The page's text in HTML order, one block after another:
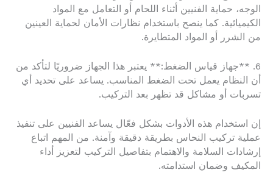
الوجه، حماية الفنيين أثناء اللحام أو التعامل مع المواد
الكيميائية. كما ينصح باستخدام نظارات الأمان لحماية العينين
من الشرر أو المواد المتطايرة.
6. **جهاز قياس الضغط:** يعتبر هذا الجهاز ضروريًا لتأكد من
أن النظام يعمل تحت الضغط المناسب. يساعد على تحديد أي
تسربات أو مشاكل قد تظهر بعد التركيب.
إن استخدام هذه الأدوات بشكل فعّال يساعد الفنيين على تنفيذ
عملية تركيب النحاس بطريقة دقيقة وآمنة. من المهم اتباع
إرشادات السلامة والاهتمام بتفاصيل التركيب لتعزيز أداء
المكيف وضمان استدامته.